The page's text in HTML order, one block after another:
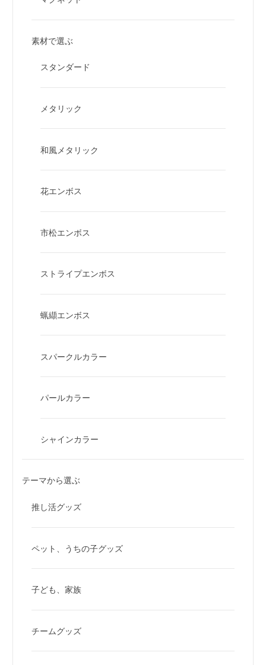
素材で選ぶ
スタンダード
メタリック
和風メタリック
花エンボス
市松エンボス
ストライプエンボス
蝋纈エンボス
スパークルカラー
パールカラー
シャインカラー
テーマから選ぶ
推し活グッズ
ペット、うちの子グッズ
子ども、家族
チームグッズ